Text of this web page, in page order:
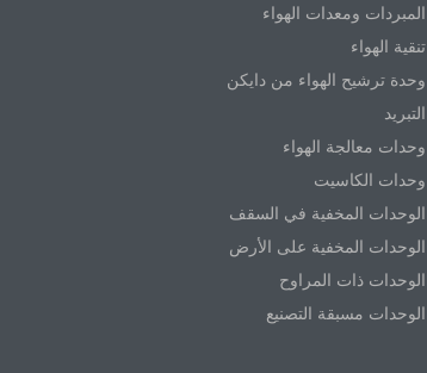
المبردات ومعدات الهواء
تنقية الهواء
وحدة ترشيح الهواء من دايكن
التبريد
وحدات معالجة الهواء
وحدات الكاسيت
الوحدات المخفية في السقف
الوحدات المخفية على الأرض
الوحدات ذات المراوح
الوحدات مسبقة التصنيع